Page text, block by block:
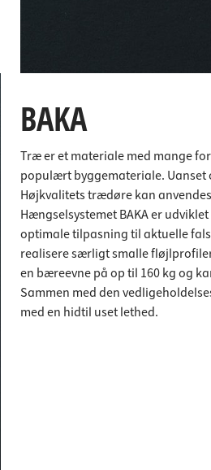
BAKA
Træ er et materiale med mange
populært byggemateriale. Uanset
Højkvalitets trædøre kan
Hængselsystemet BAKA er
optimale tilpasning til aktuelle
realisere særligt smalle
en bæreevne på op til 160 kg og
Sammen med den
med en hidtil uset lethed.